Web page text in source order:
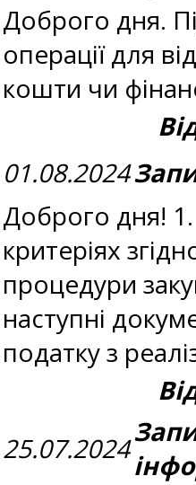
Доброго дня.
операції для
кошти чи
01.08.2024
Доброго дня! 1.
критеріях
процедури
наступні
податку з
25.07.2024